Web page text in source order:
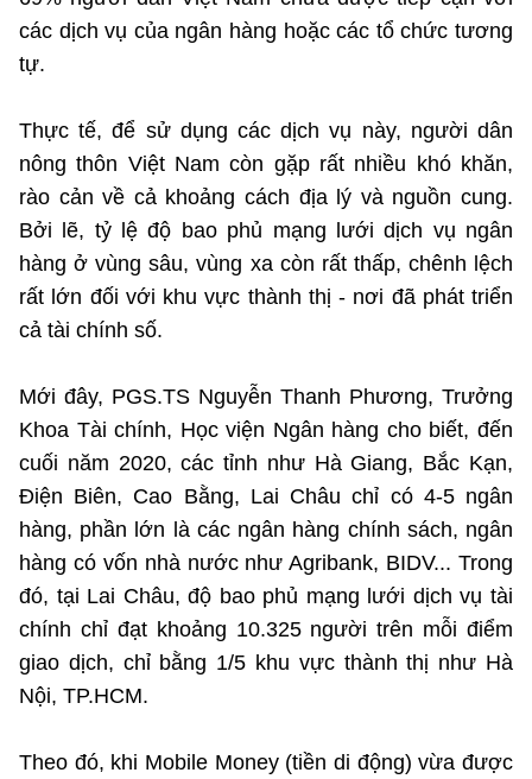
Liên kết
Chịu trách nhiệm nội dung: Nguyễn Thị Hải Hằng Giám đốc
Trung tâm Truyền thông Khoa học và Công nghệ.
Liên hệ
Địa chỉ: Ban Biên tập Cổng TTĐT - 18 Nguyễn Du, TP. Hà Nội
Điện thoại: 024 3936 9506
Email: stc@mst.gov.vn
Theo dõi MST trên
©2025 Bản quyền thuộc Bộ Khoa Học và Công Nghệ
(Ghi rõ nguồn "https://mst.gov.vn" khi phát hành lại thông tin
từ website này)
các dịch vụ của ngân hàng hoặc các tổ chức tương
tự.
Thực tế, để sử dụng các dịch vụ này, người dân
nông thôn Việt Nam còn gặp rất nhiều khó khăn,
rào cản về cả khoảng cách địa lý và nguồn cung.
Bởi lẽ, tỷ lệ độ bao phủ mạng lưới dịch vụ ngân
hàng ở vùng sâu, vùng xa còn rất thấp, chênh lệch
rất lớn đối với khu vực thành thị - nơi đã phát triển
cả tài chính số.
Mới đây, PGS.TS Nguyễn Thanh Phương, Trưởng
Khoa Tài chính, Học viện Ngân hàng cho biết, đến
cuối năm 2020, các tỉnh như Hà Giang, Bắc Kạn,
Điện Biên, Cao Bằng, Lai Châu chỉ có 4-5 ngân
hàng, phần lớn là các ngân hàng chính sách, ngân
hàng có vốn nhà nước như Agribank, BIDV... Trong
đó, tại Lai Châu, độ bao phủ mạng lưới dịch vụ tài
chính chỉ đạt khoảng 10.325 người trên mỗi điểm
giao dịch, chỉ bằng 1/5 khu vực thành thị như Hà
Nội, TP.HCM.
Theo đó, khi Mobile Money (tiền di động) vừa được